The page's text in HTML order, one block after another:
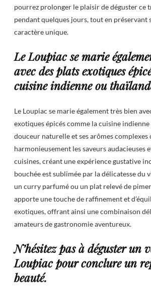
pourrez prolonger le plaisir de déguster ce
pendant quelques jours, tout en préservant
caractère unique.
Le Loupiac se marie
avec des plats exotiques
cuisine indienne ou
Le Loupiac se marie également très bien
exotiques épicés comme la cuisine indienne
douceur naturelle et ses arômes
harmonieusement les saveurs audacieuses
cuisines, créant une expérience gustative
bouchée est sublimée par la délicatesse du
un curry parfumé ou un plat relevé de
apporte une touche de raffinement et
exotiques, offrant ainsi une combinaison
amateurs de gastronomie aventureux.
N’hésitez pas à déguster un
Loupiac pour conclure un
beauté.